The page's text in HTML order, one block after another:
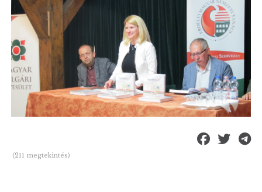
(211 megtekintés)